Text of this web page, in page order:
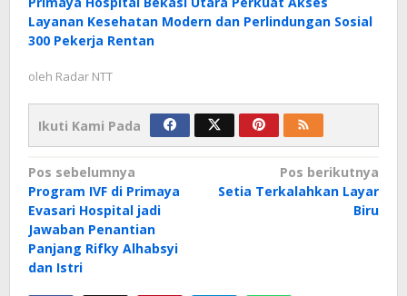
Layanan Kesehatan Modern dan Perlindungan Sosial
300 Pekerja Rentan
oleh Radar NTT
Ikuti Kami Pada
Navigasi
pos
Pos sebelumnya
Program IVF di Primaya
Evasari Hospital jadi
Jawaban Penantian
Panjang Rifky Alhabsyi
dan Istri
Pos berikutnya
Setia Terkalahkan Layar
Biru